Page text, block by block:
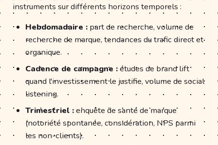
instruments sur différents horizons temporels :
Hebdomadaire : part de recherche, volume de
recherche de marque, tendances du trafic direct et
organique.
Cadence de campagne :études de brand lift
quand l'investissement le justifie, volume de social
listening.
Trimestriel :enquête de santé de marque
(notoriété spontanée, considération, NPS parmi
les non-clients).